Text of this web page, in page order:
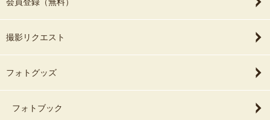
会員登録（無料）
撮影リクエスト
フォトグッズ
フォトブック